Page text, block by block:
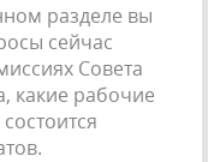
разделе вы
сейчас
Совета
какие рабочие